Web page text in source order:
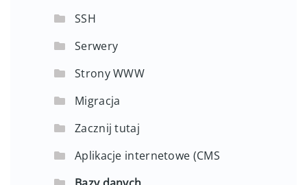
SSH
Serwery
Strony WWW
Migracja
Zacznij tutaj
Aplikacje internetowe (CMS